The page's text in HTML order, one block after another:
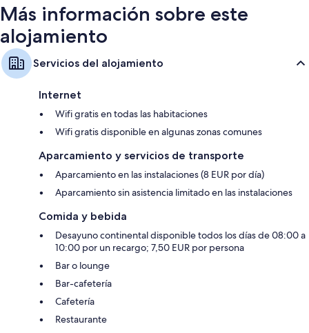
Más información sobre este
alojamiento
Servicios del alojamiento
Internet
Wifi gratis en todas las habitaciones
Wifi gratis disponible en algunas zonas comunes
Aparcamiento y servicios de transporte
Aparcamiento en las instalaciones (8 EUR por día)
Aparcamiento sin asistencia limitado en las instalaciones
Comida y bebida
Desayuno continental disponible todos los días de 08:00 a
10:00 por un recargo; 7,50 EUR por persona
Bar o lounge
Bar-cafetería
Cafetería
Restaurante